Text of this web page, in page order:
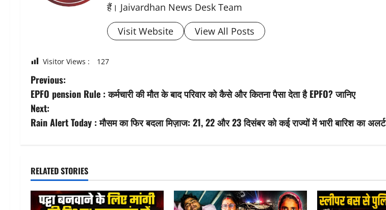
हैं। Jaivardhan News Desk Team
Visit Website
View All Posts
Visitor Views : 127
P
o
s
n
a
Previous:
EPFO pension Rule : कर्मचारी की मौत के बाद परिवार को कैसे और कितना पैसा देता है EPFO? जानिए
Next:
Rain Alert Today : मौसम का फिर बदला मिज़ाज: 21, 22 और 23 दिसंबर को कई राज्यों में भारी बारिश का अलर्ट
RELATED STORIES